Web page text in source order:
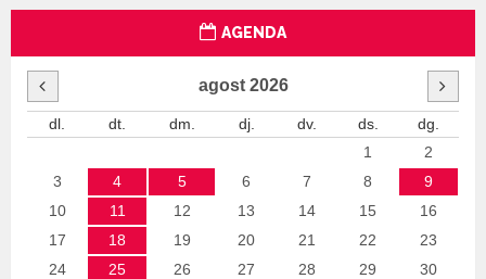
AGENDA
agost 2026
dl. dt. dm. dj. dv. ds.
dg.
1
2
3
4 5 6 7 8
9
10
11 12 13 14 15
16
17
18 19 20 21 22
23
24
25 26 27 28 29
30